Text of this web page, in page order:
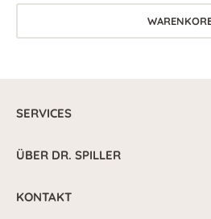
SERVICES
ÜBER DR. SPILLER
KONTAKT